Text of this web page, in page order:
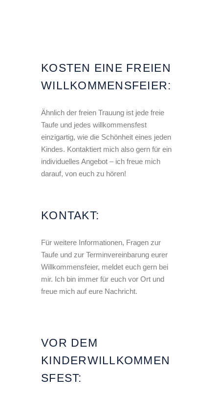
KOSTEN EINE FREIEN
WILLKOMMENSFEIER:
Ähnlich der freien Trauung ist jede freie
Taufe und jedes willkommensfest
einzigartig, wie die Schönheit eines jeden
Kindes. Kontaktiert mich also gern für ein
individuelles Angebot – ich freue mich
darauf, von euch zu hören!
KONTAKT:
Für weitere Informationen, Fragen zur
Taufe und zur Terminvereinbarung eurer
Willkommensfeier, meldet euch gern bei
mir. Ich bin immer für euch vor Ort und
freue mich auf eure Nachricht.
VOR DEM
KINDERWILLKOMMEN
SFEST: